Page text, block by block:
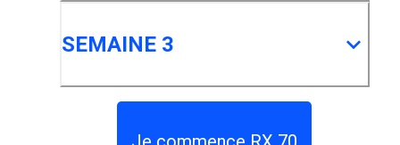
SEMAINE 3